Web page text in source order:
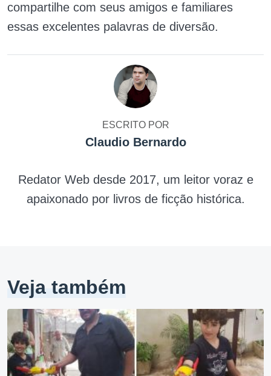
compartilhe com seus amigos e familiares
essas excelentes palavras de diversão.
ESCRITO POR
Claudio Bernardo
Redator Web desde 2017, um leitor voraz e
apaixonado por livros de ficção histórica.
Veja também